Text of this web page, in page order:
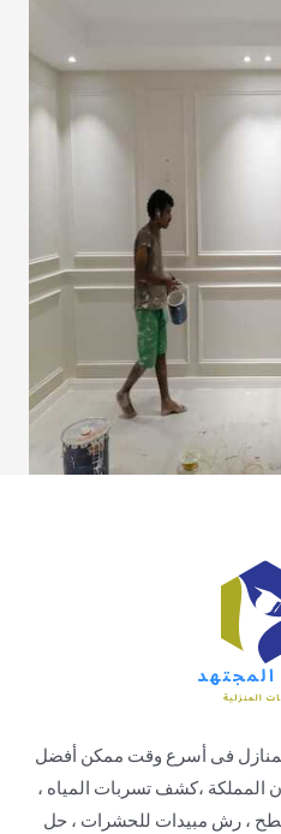
فى أسرع وقت ممكن أفضل
المملكة ،كشف تسربات المياه ،
، رش مبيدات للحشرات ، حل